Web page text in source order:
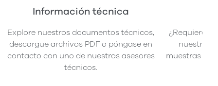
Información técnica
Explore nuestros documentos técnicos,
descargue archivos PDF o póngase en
contacto con uno de nuestros asesores
técnicos.
¿Requiere
nuestra
muestras de